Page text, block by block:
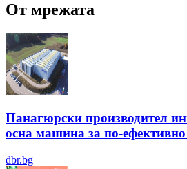
От мрежата
Панагюрски производител
осна машина за по-ефективно
dbr.bg